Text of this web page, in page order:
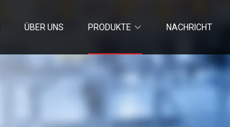
ÜBER UNS PRODUKTE NACHRICHT